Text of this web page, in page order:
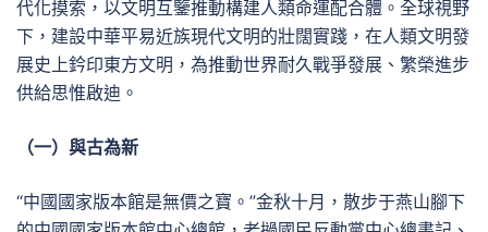
代化摸索，以文明互鑒推動構建人類命運配合體。全球視野
下，建設中華平易近族現代文明的壯闊實踐，在人類文明發
展史上鈐印東方文明，為推動世界耐久戰爭發展、繁榮進步
供給思惟啟迪。
（一）與古為新
“中國國家版本館是無價之寶。”金秋十月，散步于燕山腳下